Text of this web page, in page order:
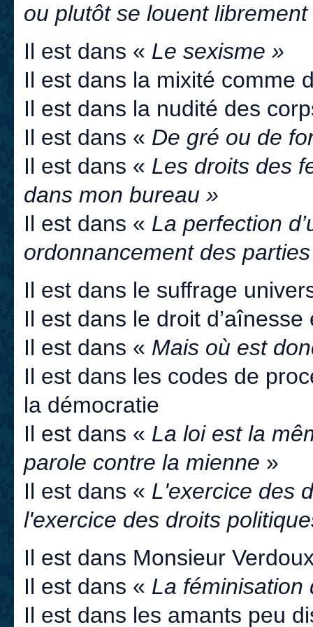
ou plutôt se louent librement
Il est dans « Le sexisme »
Il est dans la mixité comme
Il est dans la nudité des
Il est dans « De gré ou de
Il est dans « Les droits des
dans mon bureau »
Il est dans « La perfection
ordonnancement des parties
Il est dans le suffrage
Il est dans le droit
Il est dans « Mais où est
Il est dans les codes de
la démocratie
Il est dans « La loi est la
parole contre la mienne »
Il est dans « L'exercice des
l'exercice des droits
Il est dans Monsieur
Il est dans « La féminisation
Il est dans les amants peu